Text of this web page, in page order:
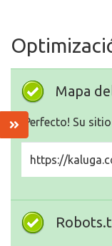
Mapa
¡Perfecto! Su
https://